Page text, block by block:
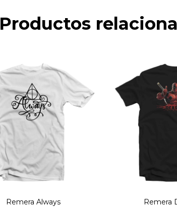
Productos
Remera Always Remera